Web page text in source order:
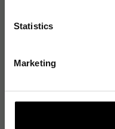
Statistics
Marketing